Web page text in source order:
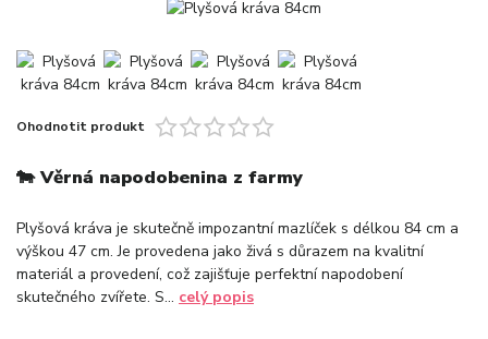
Ohodnotit produkt
🐄 Věrná napodobenina z farmy
Plyšová kráva je skutečně impozantní mazlíček s délkou 84 cm a
výškou 47 cm. Je provedena jako živá s důrazem na kvalitní
materiál a provedení, což zajišťuje perfektní napodobení
skutečného zvířete. S... celý popis